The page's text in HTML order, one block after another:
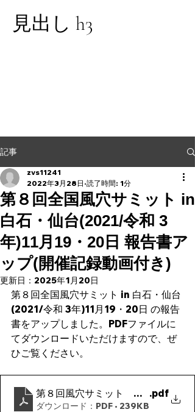
見出し h3
記事
第８回全国風穴サミット in
白石・仙台(2021/令和 3
年)11月19・20日 報告書ア
ップ(開催記録動画付き)
zvs11241
2022年3月28日 読了時間: 1分
更新日： 2025年1月20日
第８回全国風穴サミット in 白石・仙台
(2021/令和 3年)11月19・20日 の報告
書をアップしました。PDFファイルに
てダウンロードいただけますので、ぜ
ひご覧ください。
第８回風穴サミット 実施報告書
.pdf
ダウンロード：PDF • 239KB